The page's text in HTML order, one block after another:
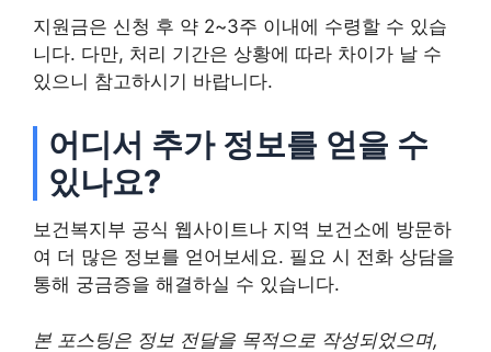
지원금은 신청 후 약 2~3주 이내에 수령할 수 있습
니다. 다만, 처리 기간은 상황에 따라 차이가 날 수
있으니 참고하시기 바랍니다.
어디서 추가 정보를 얻을 수
있나요?
보건복지부 공식 웹사이트나 지역 보건소에 방문하
여 더 많은 정보를 얻어보세요. 필요 시 전화 상담을
통해 궁금증을 해결하실 수 있습니다.
본 포스팅은 정보 전달을 목적으로 작성되었으며,